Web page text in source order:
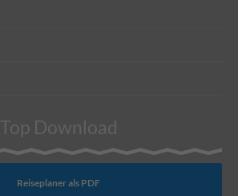
Top Download
Reiseplaner als PDF